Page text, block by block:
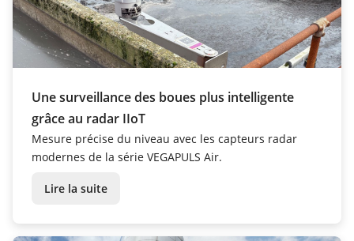
Une surveillance des boues plus intelligente
grâce au radar IIoT
Mesure précise du niveau avec les capteurs radar
modernes de la série VEGAPULS Air.
Lire la suite